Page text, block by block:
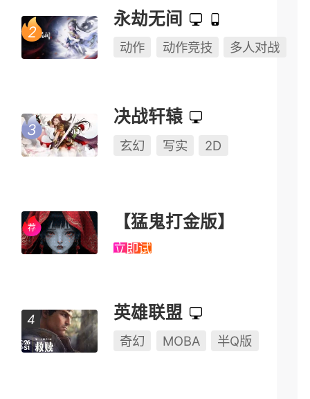
永劫无间
动作 动作竞技 多人对战
决战轩辕
玄幻 写实 2D
【猛鬼打金版】
立即试玩
英雄联盟
奇幻 MOBA 半Q版